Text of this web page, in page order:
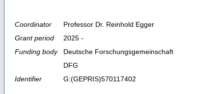
Coordinator
Professor Dr. Reinhold Egger
Grant period
2025 -
Funding body
Deutsche Forschungsgemeinschaft
DFG
Identifier
G:(GEPRIS)570117402